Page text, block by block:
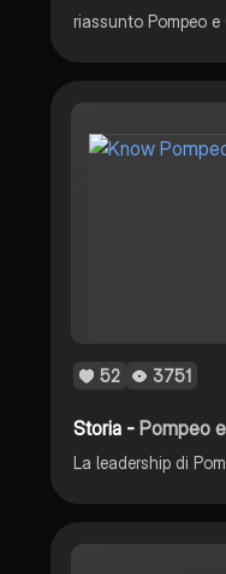
52 3751
Storia -Pompeo